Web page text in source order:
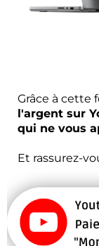
Grâce à cette
l'argent sur
qui ne vous
Et rassurez-